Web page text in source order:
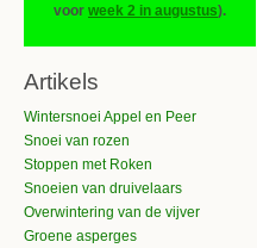
voor week 2 in augustus).
Artikels
Wintersnoei Appel en Peer
Snoei van rozen
Stoppen met Roken
Snoeien van druivelaars
Overwintering van de vijver
Groene asperges